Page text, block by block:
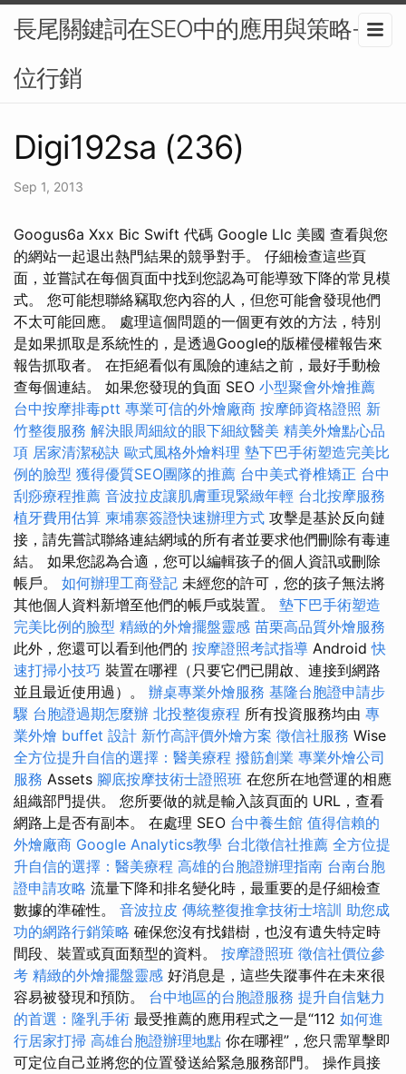
長尾關鍵詞在SEO中的應用與策略-數
位行銷
Digi192sa (236)
Sep 1, 2013
Googus6a Xxx Bic Swift 代碼 Google Llc 美國 查看與您
的網站一起退出熱門結果的競爭對手。 仔細檢查這些頁
面，並嘗試在每個頁面中找到您認為可能導致下降的常見模
式。 您可能想聯絡竊取您內容的人，但您可能會發現他們
不太可能回應。 處理這個問題的一個更有效的方法，特別
是如果抓取是系統性的，是透過Google的版權侵權報告來
報告抓取者。 在拒絕看似有風險的連結之前，最好手動檢
查每個連結。 如果您發現的負面 SEO 小型聚會外燴推薦
台中按摩排毒ptt 專業可信的外燴廠商 按摩師資格證照 新
竹整復服務 解決眼周細紋的眼下細紋醫美 精美外燴點心品
項 居家清潔秘訣 歐式風格外燴料理 墊下巴手術塑造完美比
例的臉型 獲得優質SEO團隊的推薦 台中美式脊椎矯正 台中
刮痧療程推薦 音波拉皮讓肌膚重現緊緻年輕 台北按摩服務
植牙費用估算 柬埔寨簽證快速辦理方式 攻擊是基於反向鏈
接，請先嘗試聯絡連結網域的所有者並要求他們刪除有毒連
結。 如果您認為合適，您可以編輯孩子的個人資訊或刪除
帳戶。 如何辦理工商登記 未經您的許可，您的孩子無法將
其他個人資料新增至他們的帳戶或裝置。 墊下巴手術塑造
完美比例的臉型 精緻的外燴擺盤靈感 苗栗高品質外燴服務
此外，您還可以看到他們的 按摩證照考試指導 Android快
速打掃小技巧 裝置在哪裡（只要它們已開啟、連接到網路
並且最近使用過）。 辦桌專業外燴服務 基隆台胞證申請步
驟 台胞證過期怎麼辦 北投整復療程 所有投資服務均由 專
業外燴 buffet 設計 新竹高評價外燴方案 徵信社服務 Wise
全方位提升自信的選擇：醫美療程 撥筋創業 專業外燴公司
服務 Assets 腳底按摩技術士證照班 在您所在地營運的相應
組織部門提供。 您所要做的就是輸入該頁面的 URL，查看
網路上是否有副本。 在處理 SEO 台中養生館 值得信賴的
外燴廠商 Google Analytics教學 台北徵信社推薦 全方位提
升自信的選擇：醫美療程 高雄的台胞證辦理指南 台南台胞
證申請攻略 流量下降和排名變化時，最重要的是仔細檢查
數據的準確性。 音波拉皮 傳統整復推拿技術士培訓 助您成
功的網路行銷策略 確保您沒有找錯樹，也沒有遺失特定時
間段、裝置或頁面類型的資料。 按摩證照班 徵信社價位參
考 精緻的外燴擺盤靈感 好消息是，這些失蹤事件在未來很
容易被發現和預防。 台中地區的台胞證服務 提升自信魅力
的首選：隆乳手術 最受推薦的應用程式之一是“112 如何進
行居家打掃 高雄台胞證辦理地點 你在哪裡”，您只需單擊即
可定位自己並將您的位置發送給緊急服務部門。 操作員接